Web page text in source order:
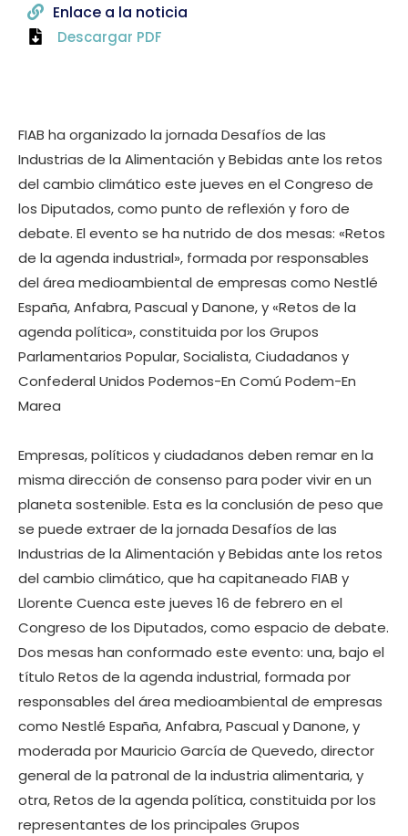
FIAB ha organizado la jornada Desafíos de las
Industrias de la Alimentación y Bebidas ante los retos
del cambio climático este jueves en el Congreso de
los Diputados, como punto de reflexión y foro de
debate. El evento se ha nutrido de dos mesas: «Retos
de la agenda industrial», formada por responsables
del área medioambiental de empresas como Nestlé
España, Anfabra, Pascual y Danone, y «Retos de la
agenda política», constituida por los Grupos
Parlamentarios Popular, Socialista, Ciudadanos y
Confederal Unidos Podemos-En Comú Podem-En
Marea
Empresas, políticos y ciudadanos deben remar en la
misma dirección de consenso para poder vivir en un
planeta sostenible. Esta es la conclusión de peso que
se puede extraer de la jornada Desafíos de las
Industrias de la Alimentación y Bebidas ante los retos
del cambio climático, que ha capitaneado FIAB y
Llorente Cuenca este jueves 16 de febrero en el
Congreso de los Diputados, como espacio de debate.
Dos mesas han conformado este evento: una, bajo el
título Retos de la agenda industrial, formada por
responsables del área medioambiental de empresas
como Nestlé España, Anfabra, Pascual y Danone, y
moderada por Mauricio García de Quevedo, director
general de la patronal de la industria alimentaria, y
otra, Retos de la agenda política, constituida por los
representantes de los principales Grupos
Enlace a la noticia
Descargar PDF